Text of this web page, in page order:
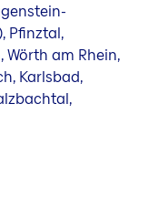
Pfinztal,
Wörth am Rhein,
Karlsbad,